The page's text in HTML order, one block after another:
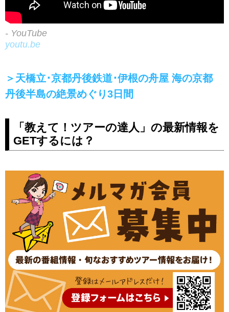
- YouTube
youtu.be
＞天橋立･京都丹後鉄道･伊根の舟屋 海の京都
丹後半島の絶景めぐり3日間
「教えて！ツアーの達人」の最新情報を
GETするには？